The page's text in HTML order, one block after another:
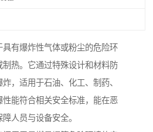
有爆炸性气体或粉尘的危险环
热。它通过特殊设计和材料防
，适用于石油、化工、制药、
能符合相关安全标准，能在恶
人员与设备安全。